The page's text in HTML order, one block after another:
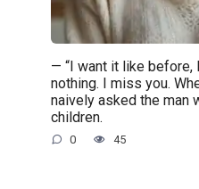
— “I want it like
nothing. I miss you.
naively asked the man
children.
0 45